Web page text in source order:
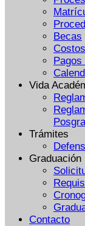
Becas
Costos
Vida
Trámites
Graduación
Contacto